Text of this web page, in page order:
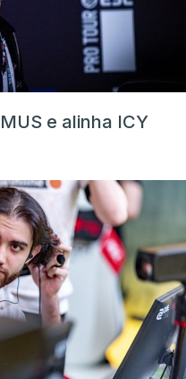
e alinha ICY